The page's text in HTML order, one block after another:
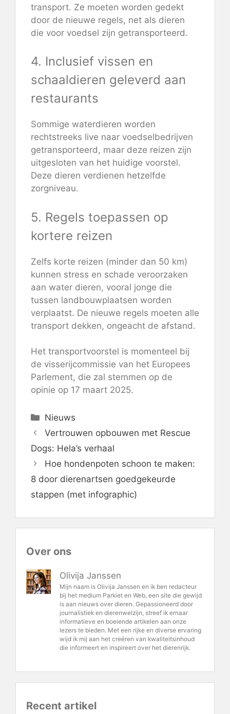
transport. Ze moeten worden gedekt
door de nieuwe regels, net als dieren
die voor voedsel zijn getransporteerd.
4. Inclusief vissen en
schaaldieren geleverd aan
restaurants
Sommige waterdieren worden
rechtstreeks live naar voedselbedrijven
getransporteerd, maar deze reizen zijn
uitgesloten van het huidige voorstel.
Deze dieren verdienen hetzelfde
zorgniveau.
5. Regels toepassen op
kortere reizen
Zelfs korte reizen (minder dan 50 km)
kunnen stress en schade veroorzaken
aan water dieren, vooral jonge die
tussen landbouwplaatsen worden
verplaatst. De nieuwe regels moeten alle
transport dekken, ongeacht de afstand.
Het transportvoorstel is momenteel bij
de visserijcommissie van het Europees
Parlement, die zal stemmen op de
opinie op 17 maart 2025.
Categorieën
Nieuws
Vertrouwen opbouwen met Rescue
Dogs: Hela’s verhaal
Hoe hondenpoten schoon te maken:
8 door dierenartsen goedgekeurde
stappen (met infographic)
Over ons
Olivija Janssen
Mijn naam is Olivija Janssen en ik ben redacteur
bij het medium Parkiet en Web, een site die gewijd
is aan nieuws over dieren. Gepassioneerd door
journalistiek en dierenwelzijn, streef ik ernaar
informatieve en boeiende artikelen aan onze
lezers te bieden. Met een rijke en diverse ervaring
wijd ik mij aan het creëren van kwaliteitsinhoud
die informeert en inspireert over het dierenrijk.
Recent artikel